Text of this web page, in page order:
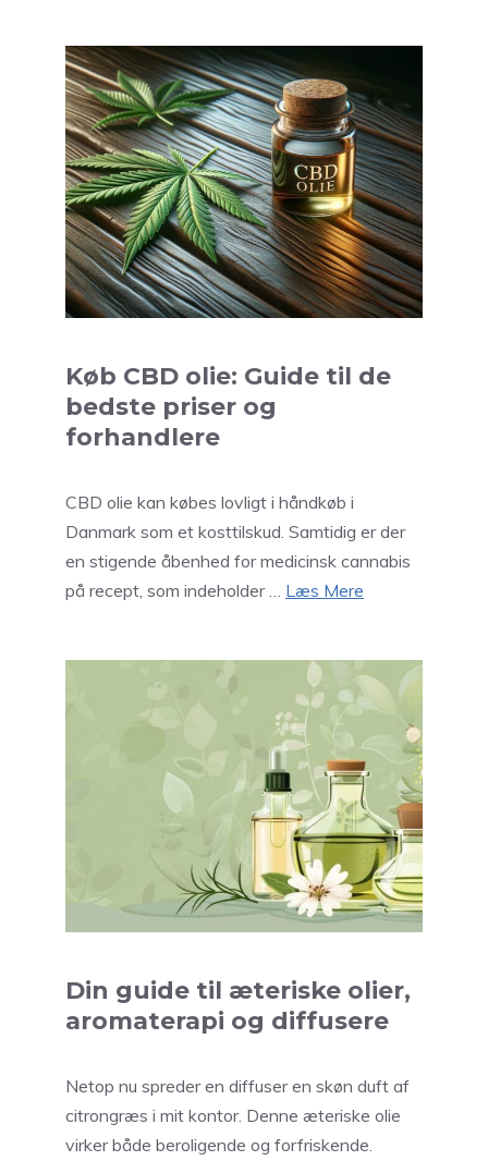
Køb CBD olie: Guide til de
bedste priser og
forhandlere
CBD olie kan købes lovligt i håndkøb i
Danmark som et kosttilskud. Samtidig er der
en stigende åbenhed for medicinsk cannabis
på recept, som indeholder … Læs Mere
Din guide til æteriske olier,
aromaterapi og diffusere
Netop nu spreder en diffuser en skøn duft af
citrongræs i mit kontor. Denne æteriske olie
virker både beroligende og forfriskende.